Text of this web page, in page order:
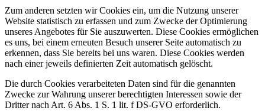
Zum anderen setzten wir Cookies ein, um die Nutzung unserer
Website statistisch zu erfassen und zum Zwecke der Optimierung
unseres Angebotes für Sie auszuwerten. Diese Cookies ermöglichen
es uns, bei einem erneuten Besuch unserer Seite automatisch zu
erkennen, dass Sie bereits bei uns waren. Diese Cookies werden
nach einer jeweils definierten Zeit automatisch gelöscht.
Die durch Cookies verarbeiteten Daten sind für die genannten
Zwecke zur Wahrung unserer berechtigten Interessen sowie der
Dritter nach Art. 6 Abs. 1 S. 1 lit. f DS-GVO erforderlich.